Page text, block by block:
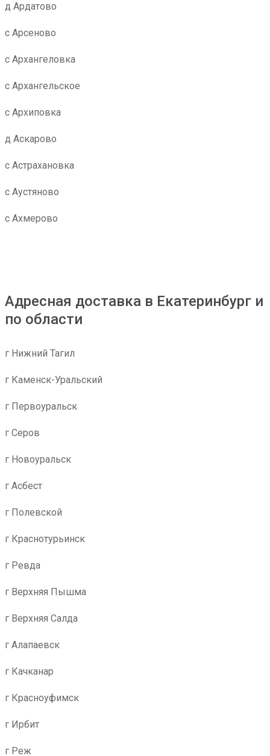
д Ардатово
с Арсеново
с Архангеловка
с Архангельское
с Архиповка
д Аскарово
с Астрахановка
с Аустяново
с Ахмерово
Адресная доставка в Екатеринбург и
по области
г Нижний Тагил
г Каменск-Уральский
г Первоуральск
г Серов
г Новоуральск
г Асбест
г Полевской
г Краснотурьинск
г Ревда
г Верхняя Пышма
г Верхняя Салда
г Алапаевск
г Качканар
г Красноуфимск
г Ирбит
г Реж